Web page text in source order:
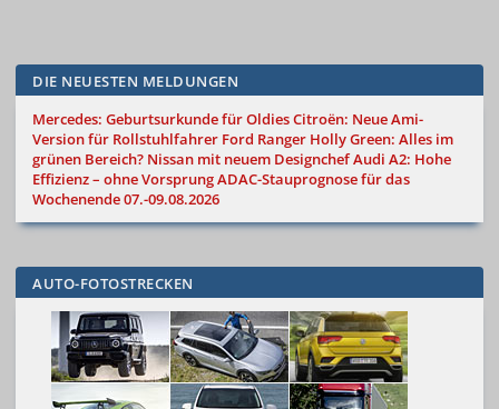
DIE NEUESTEN MELDUNGEN
Mercedes: Geburtsurkunde für OldiesCitroën: Neue Ami-
Version für Rollstuhlfahrer Ford Ranger Holly Green: Alles im
grünen Bereich? Nissan mit neuem DesignchefAudi A2: Hohe
Effizienz – ohne VorsprungADAC-Stauprognose für das
Wochenende 07.-09.08.2026
AUTO-FOTOSTRECKEN